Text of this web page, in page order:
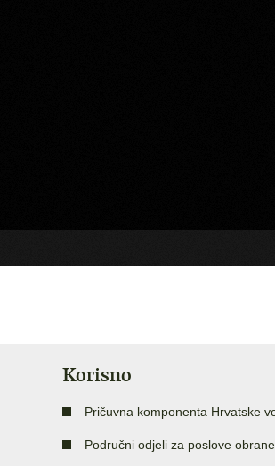
Korisno
Pričuvna komponenta Hrvatske
Područni odjeli za poslove obrane